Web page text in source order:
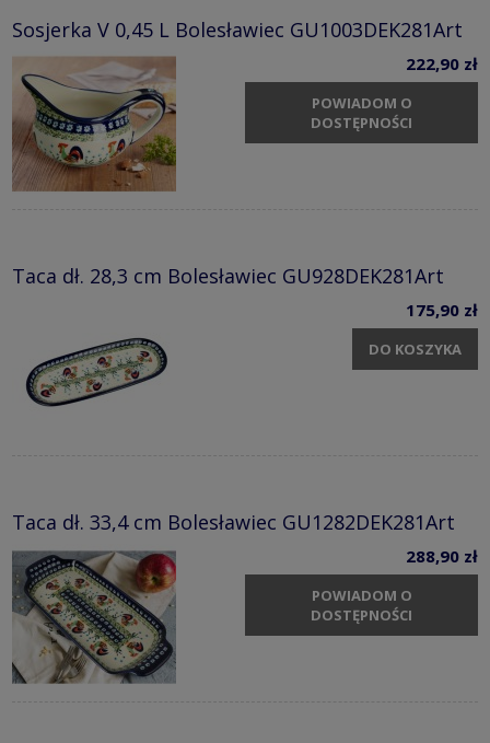
Sosjerka V 0,45 L Bolesławiec GU1003DEK281Art
222,90 zł
POWIADOM O
DOSTĘPNOŚCI
Taca dł. 28,3 cm Bolesławiec GU928DEK281Art
175,90 zł
DO KOSZYKA
Taca dł. 33,4 cm Bolesławiec GU1282DEK281Art
288,90 zł
POWIADOM O
DOSTĘPNOŚCI